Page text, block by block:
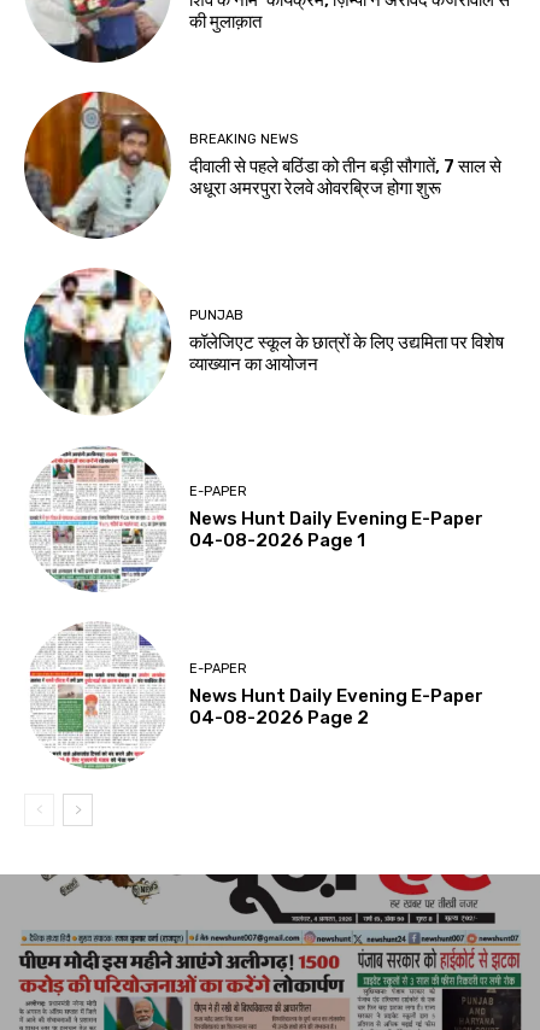
की मुलाक़ात
BREAKING NEWS
दीवाली से पहले बठिंडा को तीन बड़ी सौगातें, 7 साल से
अधूरा अमरपुरा रेलवे ओवरब्रिज होगा शुरू
PUNJAB
कॉलेजिएट स्कूल के छात्रों के लिए उद्यमिता पर विशेष
व्याख्यान का आयोजन
E-PAPER
News Hunt Daily Evening E-Paper
04-08-2026 Page 1
E-PAPER
News Hunt Daily Evening E-Paper
04-08-2026 Page 2